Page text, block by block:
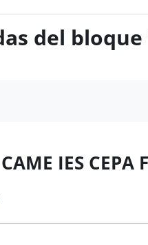
del
IES CEPA